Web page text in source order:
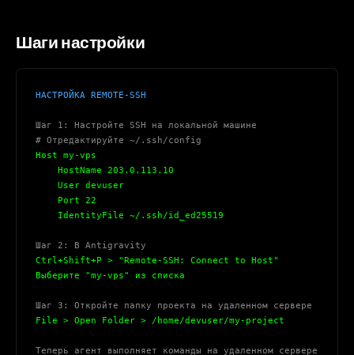
Шаги настройки
НАСТРОЙКА REMOTE-SSH
Шаг 1: Настройте SSH на локальной машине
# Отредактируйте ~/.ssh/config
Host my-vps
HostName 203.0.113.10
User devuser
Port 22
IdentityFile ~/.ssh/id_ed25519
Шаг 2: В Antigravity
Ctrl+Shift+P > "Remote-SSH: Connect to Host"
Выберите "my-vps" из списка
Шаг 3: Откройте папку проекта на удаленном сервере
File > Open Folder > /home/devuser/my-project
Теперь агент выполняет команды на удаленном сервере